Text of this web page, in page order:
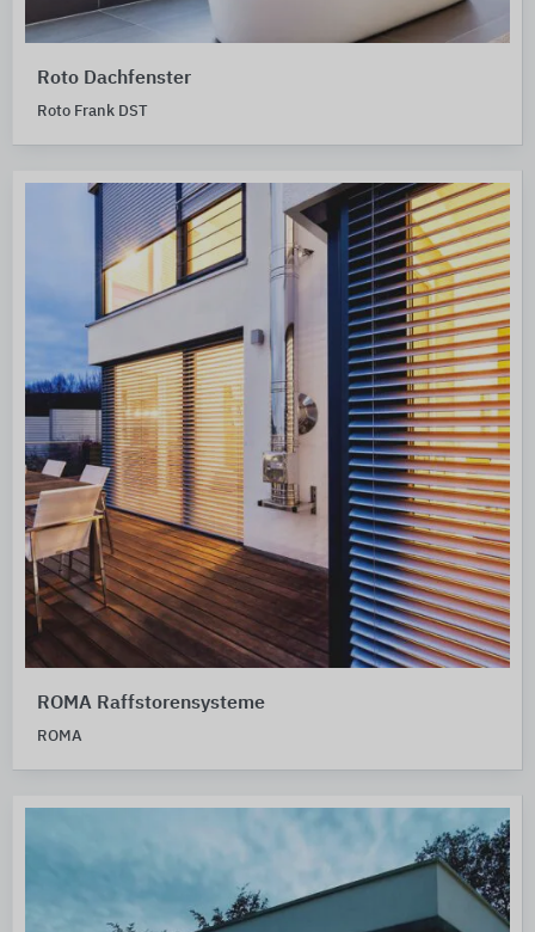
Roto Dachfenster
Roto Frank DST
ROMA Raffstorensysteme
ROMA